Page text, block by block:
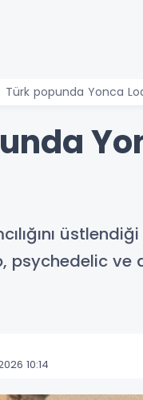
Türk popunda Yonca
psychedelic
10:14